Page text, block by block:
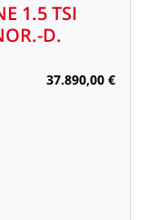
1.5TSI
D.
37.890,00 €